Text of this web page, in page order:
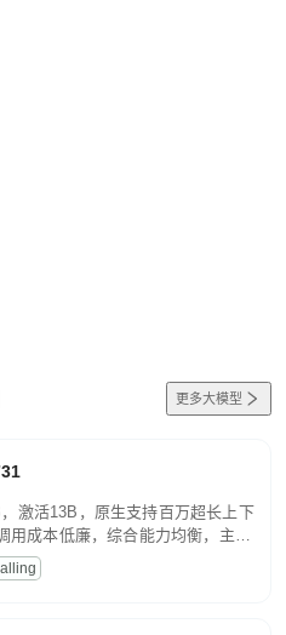
更多大模型
激活13B，原生支持百万超长上下
用成本低廉，综合能力均衡，主打
、内容创作、基础 RAG、批量